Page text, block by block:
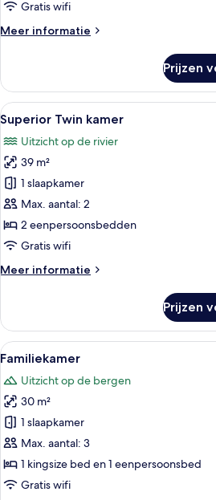
uitzicht
laden
Gratis wifi
Meer informatie
Meer
tweepersoonskamer,
kingsize
bed,
niet-
roken,
uitzicht
op
rivier
Prijzen
Alle
foto's
voor
Superior
Twin
kamer
laden
Een
5
Superior Twin kamer
Uitzicht op de rivier
39 m²
1 slaapkamer
Max. aantal: 2
2 eenpersoonsbedden
Gratis wifi
Meer informatie
Meer
Twin
kamer
Prijzen
Alle
foto's
voor
Familiekamer
laden
Een
4
Familiekamer
Uitzicht op de bergen
30 m²
1 slaapkamer
Max. aantal: 3
1 kingsize bed en 1 eenpersoonsbed
Gratis wifi